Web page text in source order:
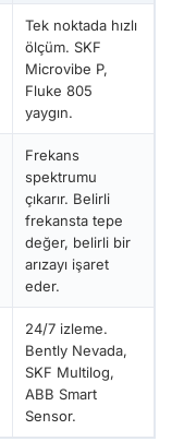
Tek noktada hızlı
ölçüm. SKF
Microvibe P,
Fluke 805
yaygın.
Frekans
spektrumu
çıkarır. Belirli
frekansta tepe
değer, belirli bir
arızayı işaret
eder.
24/7 izleme.
Bently Nevada,
SKF Multilog,
ABB Smart
Sensor.